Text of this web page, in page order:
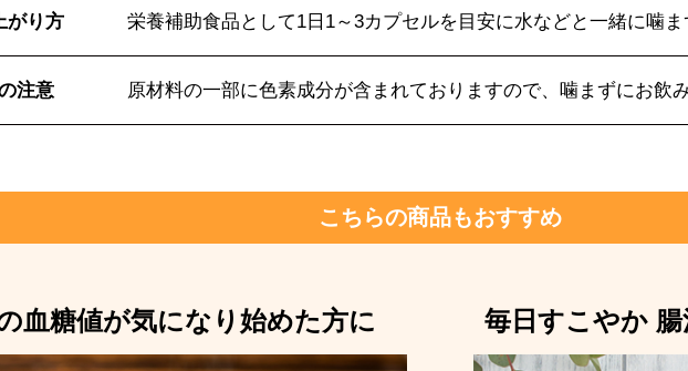
がり方 栄養補助食品として1日1～3カプセルを目安に水などと一緒に噛
注意 原材料の一部に色素成分が含まれておりますので、噛まずにお飲
こちらの商品もおすすめ
血糖値が気になり始めた方に 毎日すこやか